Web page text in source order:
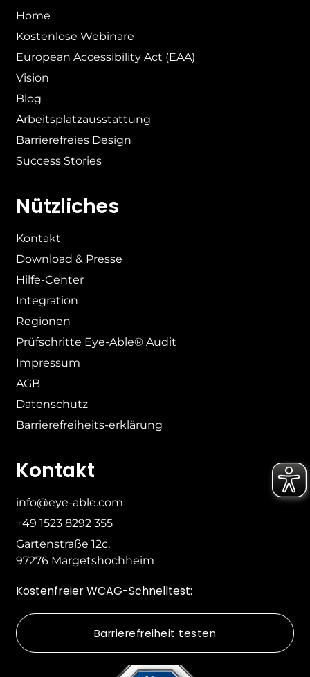
Home
Kostenlose Webinare
European Accessibility Act (EAA)
Vision
Blog
Arbeitsplatzausstattung
Barrierefreies Design
Success Stories
Nützliches
Kontakt
Download & Presse
Hilfe-Center
Integration
Regionen
Prüfschritte Eye-Able® Audit
Impressum
AGB
Datenschutz
Barrierefreiheits-erklärung
Kontakt
info@eye-able.com
+49 1523 8292 355
Gartenstraße 12c,
97276 Margetshöchheim
Kostenfreier WCAG-Schnelltest:
Barrierefreiheit testen